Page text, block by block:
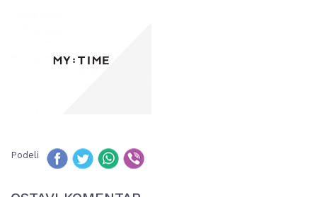
Podeli